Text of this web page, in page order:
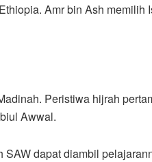
Amr bin Ash memilih
Peristiwa hijrah
Awwal.
dapat diambil